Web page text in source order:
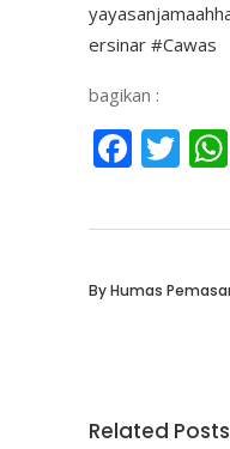
ersinar #Cawas
bagikan :
ByHumas
Related Posts